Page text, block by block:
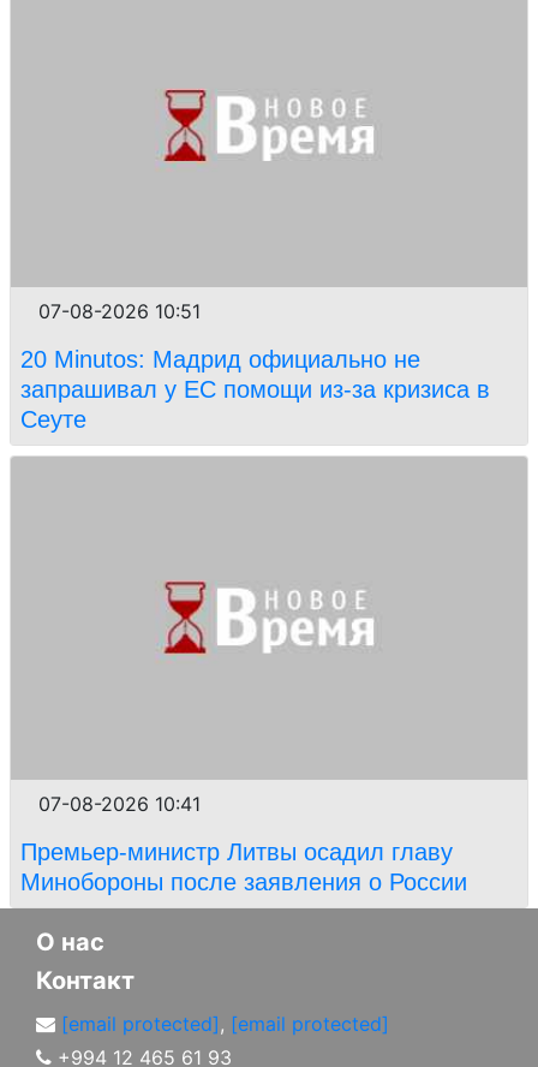
07-08-2026 10:51
20 Minutos: Мадрид официально не
запрашивал у ЕС помощи из-за кризиса в
Сеуте
07-08-2026 10:41
Премьер-министр Литвы осадил главу
Минобороны после заявления о России
О нас
Контакт
[email protected], [email protected]
+994 12 465 61 93